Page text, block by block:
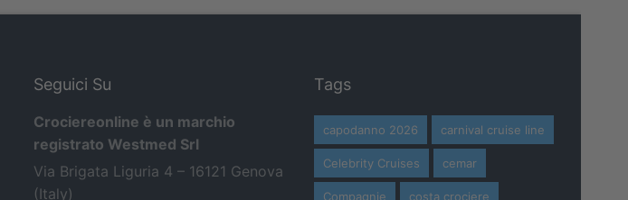
Seguici Su
Crociereonline è un marchio
registrato Westmed Srl
Via Brigata Liguria 4 – 16121 Genova
(Italy)
Tags
capodanno 2026 carnival cruise line
Celebrity Cruises cemar
Compagnie costa crociere